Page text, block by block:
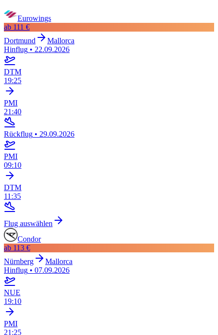
Eurowings
ab 111 €
Dortmund
Mallorca
Hinflug • 22.09.2026
DTM
19:25
PMI
21:40
Rückflug • 29.09.2026
PMI
09:10
DTM
11:35
Flug auswählen
Condor
ab 113 €
Nürnberg
Mallorca
Hinflug • 07.09.2026
NUE
19:10
PMI
21:25